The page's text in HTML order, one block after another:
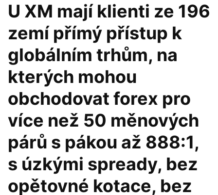
U XM mají klienti ze 196
zemí přímý přístup k
globálním trhům, na
kterých mohou
obchodovat forex pro
více než 50 měnových
párů s pákou až 888:1,
s úzkými spready, bez
opětovné kotace, bez